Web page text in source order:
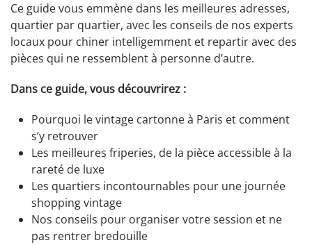
Ce guide vous emmène dans les meilleures adresses,
quartier par quartier, avec les conseils de nos experts
locaux pour chiner intelligemment et repartir avec des
pièces qui ne ressemblent à personne d’autre.
Dans ce guide, vous découvrirez :
Pourquoi le vintage cartonne à Paris et comment
s’y retrouver
Les meilleures friperies, de la pièce accessible à la
rareté de luxe
Les quartiers incontournables pour une journée
shopping vintage
Nos conseils pour organiser votre session et ne
pas rentrer bredouille